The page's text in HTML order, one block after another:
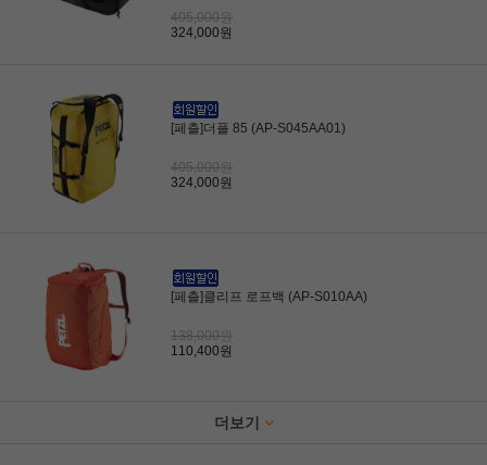
405,000원
324,000원
[페츨]더플 85 (AP-S045AA01)
405,000원
324,000원
[페츨]클리프 로프백 (AP-S010AA)
138,000원
110,400원
더보기